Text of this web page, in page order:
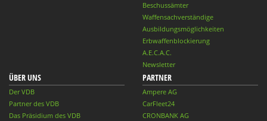
Beschussämter
Waffensachverständige
Ausbildungsmöglichkeiten
Erbwaffenblockierung
A.E.C.A.C.
Newsletter
ÜBER UNS
Der VDB
Partner des VDB
Das Präsidium des VDB
PARTNER
Ampere AG
CarFleet24
CRONBANK AG